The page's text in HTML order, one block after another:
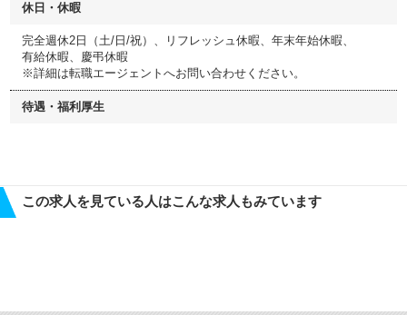
休日・休暇
完全週休2日（土/日/祝）、リフレッシュ休暇、年末年始休暇、
有給休暇、慶弔休暇
※詳細は転職エージェントへお問い合わせください。
待遇・福利厚生
この求人を見ている人はこんな求人もみています